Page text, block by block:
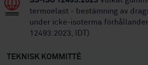
termoelast - bestämning av
under icke-isoterma
12493:2023, IDT)
TEKNISK KOMMITTÉ